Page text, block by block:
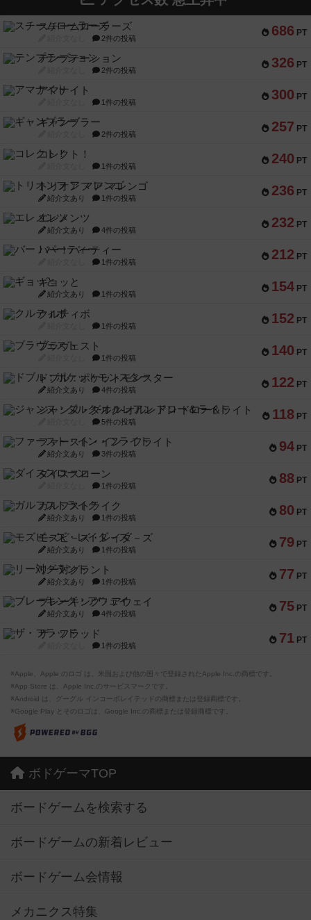
686 PT
スチームローラーズ
2件の投稿
326 PT
テンプテーション
2件の投稿
300 PT
アマナイト
1件の投稿
257 PT
ギャンブラー
2件の投稿
240 PT
コレクト！
1件の投稿
236 PT
トリオンフ ア マレンゴ
紹介文あり 1件の投稿
232 PT
エレメンツ
紹介文あり 4件の投稿
212 PT
バー！パーティー
1件の投稿
154 PT
ギョッと
紹介文あり 1件の投稿
152 PT
クルティボ
1件の投稿
140 PT
ブラヴェスト
1件の投稿
122 PT
ドブル：ポケットモンスター
紹介文あり 4件の投稿
118 PT
ジャンヌ・ダルク-オルレアン ドロー＆ライト
5件の投稿
94 PT
ファースト・イン・フライト
紹介文あり 3件の投稿
88 PT
ダイススローン
1件の投稿
80 PT
ガルフストライク
紹介文あり 1件の投稿
79 PT
モズビ－ズ・レイダ－ズ
紹介文あり 1件の投稿
77 PT
リー対グラント
紹介文あり 1件の投稿
75 PT
ブレーキング・アウェイ
紹介文あり 4件の投稿
71 PT
ザ・フラッド
1件の投稿
※Apple、Apple のロゴ は、米国および他の国々で登録されたApple Inc.の商標です。
※App Store は、Apple Inc.のサービスマークです。
※Android は、グーグル インコーポレイテッドの商標または登録商標です。
※Google Play とそのロゴは、Google Inc.の商標または登録商標です。
ボドゲーマTOP
ボードゲームを検索する
ボードゲームの新着レビュー
ボードゲーム会情報
メカニクス特集